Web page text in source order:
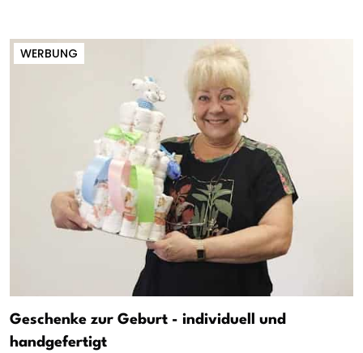
WERBUNG
Geschenke zur Geburt - individuell und
handgefertigt